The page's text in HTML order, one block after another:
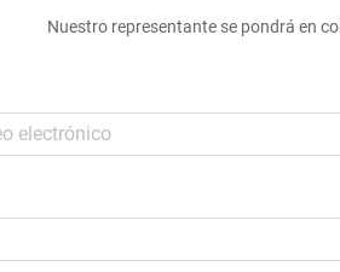
Nuestro representante se pondrá en